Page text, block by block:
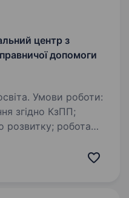
центр з
допомоги
роботи:
згідно КзПП;
робота